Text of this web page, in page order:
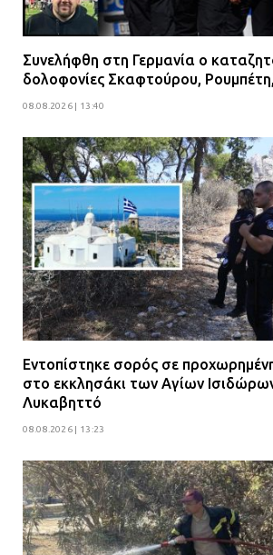
Συνελήφθη στη Γερμανία ο
δολοφονίες Σκαφτούρου,
08.08.2026 | 13:40
Εντοπίστηκε σορός σε
στο εκκλησάκι των Αγίων
Λυκαβηττό
08.08.2026 | 13:23